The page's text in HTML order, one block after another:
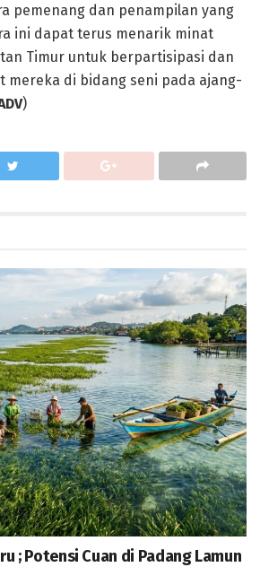
pemenang dan penampilan yang
ini dapat terus menarik minat
Timur untuk berpartisipasi dan
mereka di bidang seni pada ajang-
)
; Potensi Cuan di Padang Lamun